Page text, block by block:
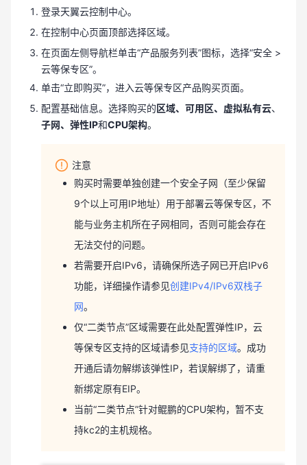
登录天翼云控制中心。
在控制中心页面顶部选择区域。
在页面左侧导航栏单击“产品服务列表”图标，选择“安全 >
云等保专区”。
单击“立即购买”，进入云等保专区产品购买页面。
配置基础信息。选择购买的区域、可用区、虚拟私有云、
子网、弹性IP和CPU架构。
注意
购买时需要单独创建一个安全子网（至少保留
9个以上可用IP地址）用于部署云等保专区，不
能与业务主机所在子网相同，否则可能会存在
无法交付的问题。
若需要开启IPv6，请确保所选子网已开启IPv6
功能，详细操作请参见创建IPv4/IPv6双栈子
网。
仅“二类节点”区域需要在此处配置弹性IP，云
等保专区支持的区域请参见支持的区域。成功
开通后请勿解绑该弹性IP，若误解绑了，请重
新绑定原有EIP。
当前“二类节点”针对鲲鹏的CPU架构，暂不支
持kc2的主机规格。